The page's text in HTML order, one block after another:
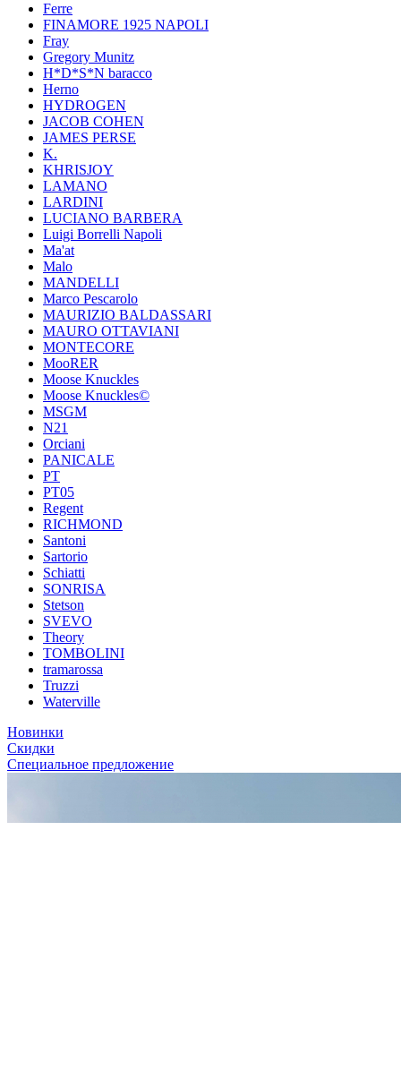
Ferre
FINAMORE 1925 NAPOLI
Fray
Gregory Munitz
H*D*S*N baracco
Herno
HYDROGEN
JACOB COHEN
JAMES PERSE
K.
KHRISJOY
LAMANO
LARDINI
LUCIANO BARBERA
Luigi Borrelli Napoli
Ma'at
Malo
MANDELLI
Marco Pescarolo
MAURIZIO BALDASSARI
MAURO OTTAVIANI
MONTECORE
MooRER
Moose Knuckles
Moose Knuckles©️
MSGM
N21
Orciani
PANICALE
PT
PT05
Regent
RICHMOND
Santoni
Sartorio
Schiatti
SONRISA
Stetson
SVEVO
Theory
TOMBOLINI
tramarossa
Truzzi
Waterville
Новинки
Скидки
Специальное предложение